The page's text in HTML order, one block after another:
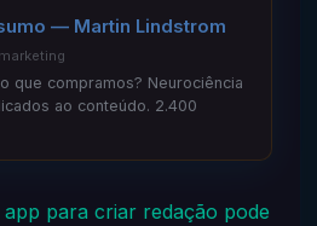
— Martin Lindstrom
que compramos? Neurociência
ao conteúdo. 2.400
para criar redação pode